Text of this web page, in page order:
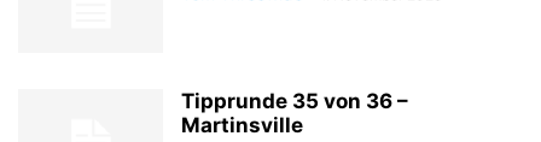
Tipprunde 35 von 36 –
Martinsville